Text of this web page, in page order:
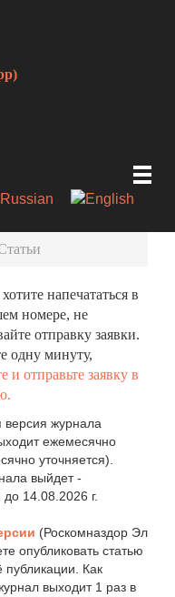
напечататься в
номере, не
отправку заявки.
одну минуту,
и отправьте заявку в
версия журнала
ежемесячно
уточняется).
выйдет -
14.08.2026 г.
(Роскомназдор Эл
опубликовать статью
Как
выходит 1 раз в